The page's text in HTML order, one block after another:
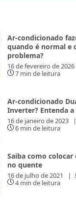
Ar-condicionado
quando é normal e
problema?
16 de fevereiro de 2026
7 min de leitura
Ar-condicionado
Inverter? Entenda
16 de janeiro de 2023 |
6 min de leitura
Saiba como
no quente
16 de julho de 2021 |
4 min de leitura